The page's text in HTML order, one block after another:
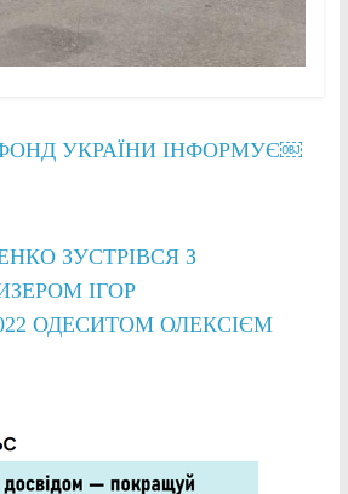
УКРАЇНИ ІНФОРМУЄ￼
ЗУСТРІВСЯ З
ІГОР
ОДЕСИТОМ ОЛЕКСІЄМ